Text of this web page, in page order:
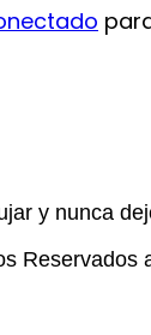
y nunca
Reservados